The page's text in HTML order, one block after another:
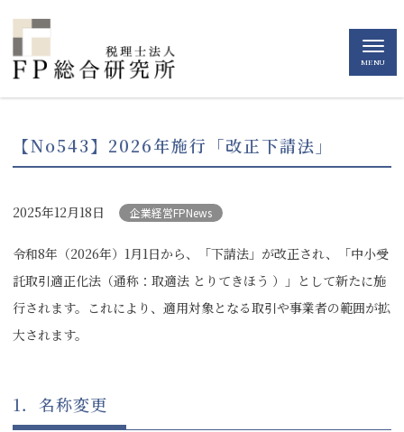
MENU
【No543】2026年施行「改正下請法」
2025年12月18日 企業経営FPNews
令和8年（2026年）1月1日から、「下請法」が改正され、「中小受
託取引適正化法（通称：取適法 とりてきほう ）」として新たに施
行されます。これにより、適用対象となる取引や事業者の範囲が拡
大されます。
1．名称変更